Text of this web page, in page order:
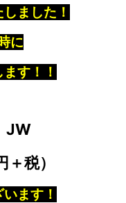
ました！
に
す！！
JW
＋税）
ます！